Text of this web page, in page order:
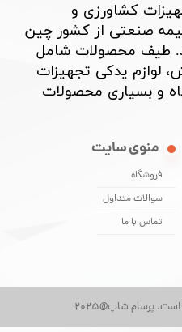
پرسام شاپ@2025
کشاورزی و
صنعتی از کشور چین
طیف محصولات شامل
لوازم یدکی تجهیزات
و بسیاری محصولات
منوی سایت
فروشگاه
سوالات متداول
تماس با ما